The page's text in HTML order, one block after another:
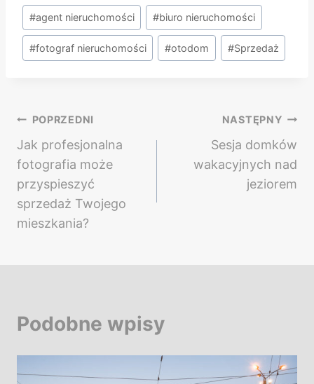
Tagi
wpisu:
#agent nieruchomości #biuro nieruchomości
#fotograf nieruchomości #otodom #Sprzedaż
Nawigacja
wpisu
POPRZEDNI
Jak profesjonalna
fotografia może
przyspieszyć
sprzedaż Twojego
mieszkania?
NASTĘPNY
Sesja domków
wakacyjnych nad
jeziorem
Podobne wpisy